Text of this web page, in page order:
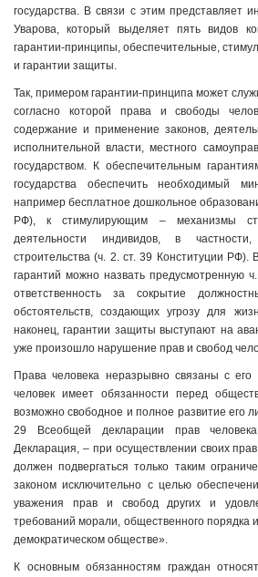
государства. В связи с этим представляет
Уварова, который выделяет пять видов
гарантии-принципы, обеспечительные,
и гарантии защиты.
Так, примером гарантии-принципа может
согласно которой права и свободы
содержание и применение законов,
исполнительной власти, местного
государством. К обеспечительным
государства обеспечить необходимый
например бесплатное дошкольное
РФ), к стимулирующим – механизмы
деятельности индивидов, в
строительства (ч. 2. ст. 39 Конституции РФ).
гарантий можно назвать предусмотренную
ответственность за сокрытие
обстоятельств, создающих угрозу для
наконец, гарантии защиты выступают на
уже произошло нарушение прав и свобод
Права человека неразрывно связаны с
человек имеет обязанности перед
возможно свободное и полное развитие его
29 Всеобщей декларации прав
Декларация, – при осуществлении своих
должен подвергаться только таким
законом исключительно с целью
уважения прав и свобод других и
требований морали, общественного порядка
демократическом обществе».
К основным обязанностям граждан